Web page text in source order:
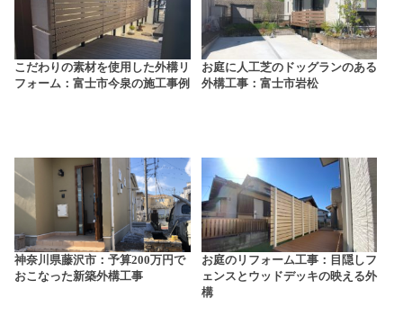
こだわりの素材を使用した外構リ
フォーム：富士市今泉の施工事例
お庭に人工芝のドッグランのある
外構工事：富士市岩松
神奈川県藤沢市：予算200万円で
おこなった新築外構工事
お庭のリフォーム工事：目隠しフ
ェンスとウッドデッキの映える外
構